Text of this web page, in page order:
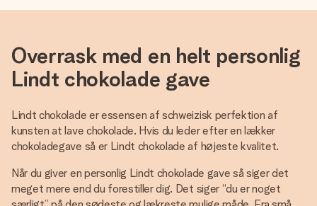
Overrask med en helt personlig
Lindt chokolade gave
Lindt chokolade er essensen af schweizisk perfektion af
kunsten at lave chokolade. Hvis du leder efter en lækker
chokoladegave så er Lindt chokolade af højeste kvalitet.
Når du giver en personlig Lindt chokolade gave så siger det
meget mere end du forestiller dig. Det siger “du er noget